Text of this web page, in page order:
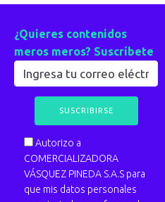
¿Quieres contenidos
meros meros? Suscríbete
Autorizo a
COMERCIALIZADORA
VÁSQUEZ PINEDA S.A.S para
que mis datos personales